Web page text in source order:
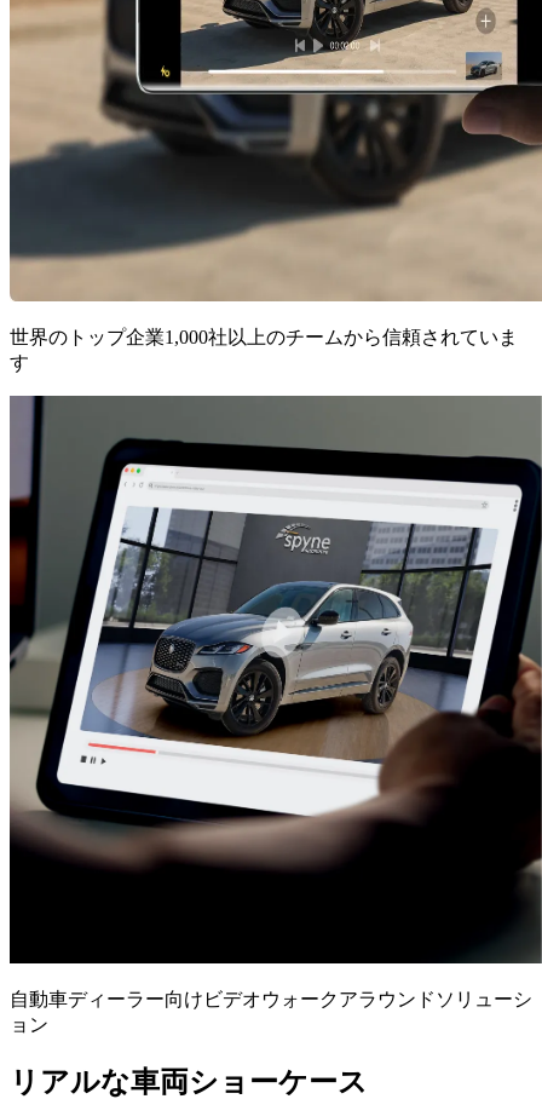
世界のトップ企業1,000社以上のチームから信頼されていま
す
自動車ディーラー向けビデオウォークアラウンドソリューシ
ョン
リアルな車両ショーケース